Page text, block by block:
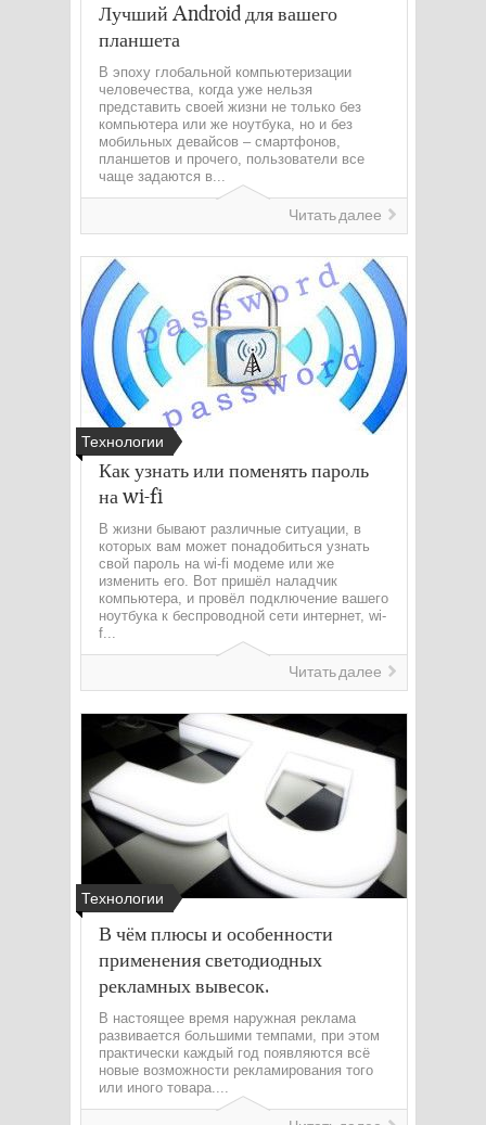
Лучший Android для вашего
планшета
В эпоху глобальной компьютеризации
человечества, когда уже нельзя
представить своей жизни не только без
компьютера или же ноутбука, но и без
мобильных девайсов – смартфонов,
планшетов и прочего, пользователи все
чаще задаются в...
Читать далее
Технологии
Как узнать или поменять пароль
на wi-fi
В жизни бывают различные ситуации, в
которых вам может понадобиться узнать
свой пароль на wi-fi модеме или же
изменить его. Вот пришёл наладчик
компьютера, и провёл подключение вашего
ноутбука к беспроводной сети интернет, wi-
f...
Читать далее
Технологии
В чём плюсы и особенности
применения светодиодных
рекламных вывесок.
В настоящее время наружная реклама
развивается большими темпами, при этом
практически каждый год появляются всё
новые возможности рекламирования того
или иного товара....